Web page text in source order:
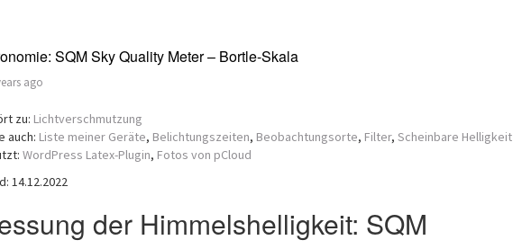
SQM Sky Quality Meter – Bortle-Skala
ago
zu: Lichtverschmutzung
auch: Liste meiner Geräte, Belichtungszeiten, Beobachtungsorte, Filter, Scheinbare Helligkeit
WordPress Latex-Plugin, Fotos von pCloud
14.12.2022
der Himmelshelligkeit: SQM